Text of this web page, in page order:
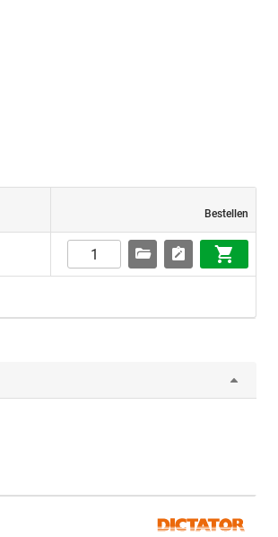
Bestellen